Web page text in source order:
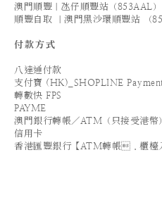
澳門順豐｜氹仔順豐站（853AAL）
順豐自取 ｜澳門黑沙環順豐站 （
付款方式
八達通付款
支付寶 (HK)_SHOPLINE
轉數快 FPS
PAYME
澳門銀行轉帳／ATM（只接受港幣）
信用卡
香港匯豐銀行【ATM轉帳．櫃檯